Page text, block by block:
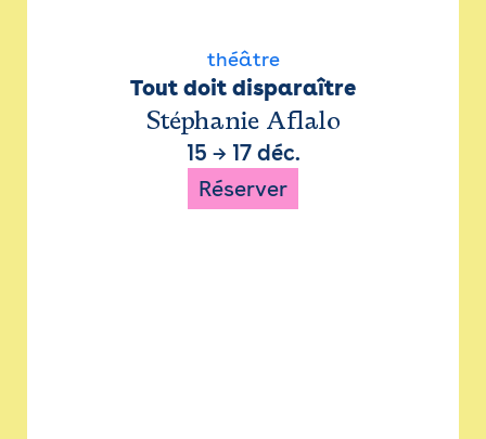
théâtre
Tout doit disparaître
Stéphanie Aflalo
15 → 17 déc.
Réserver